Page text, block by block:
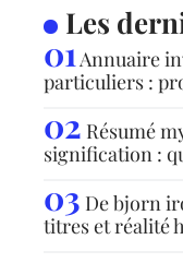
Les
Annuaire
particuliers :
Résumé
signification :
De bjorn
titres et réalité